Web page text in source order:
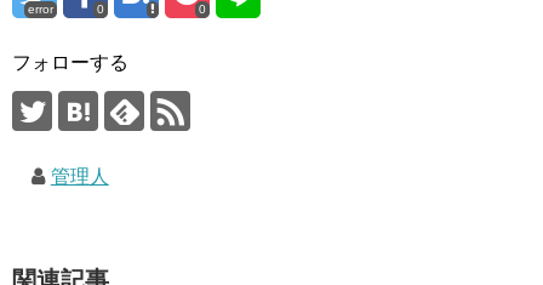
error 0 0
フォローする
管理人
関連記事